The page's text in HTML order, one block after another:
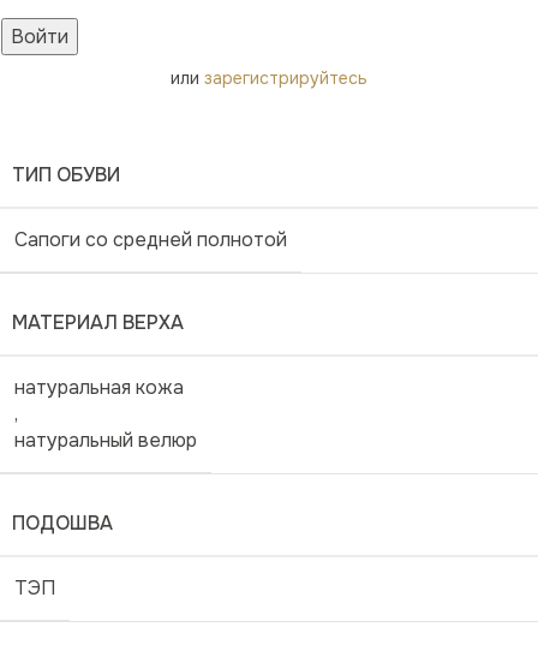
Войти
или зарегистрируйтесь
ТИП ОБУВИ
Сапоги со средней полнотой
МАТЕРИАЛ ВЕРХА
натуральная кожа
,
натуральный велюр
ПОДОШВА
ТЭП